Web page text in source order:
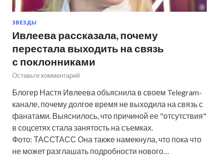
ЗВЕЗДЫ
Ивлеева рассказала, почему
перестала выходить на связь
с поклонниками
Оставьте комментарий
Блогер Настя Ивлеева объяснила в своем Telegram-
канале, почему долгое время не выходила на связь с
фанатами. Выяснилось, что причиной ее "отсутствия"
в соцсетях стала занятость на съемках.
Фото: ТАССТАСС Она также намекнула, что пока что
не может разглашать подробности нового…